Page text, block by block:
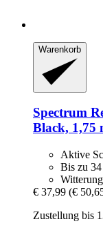
Warenkorb
Spectrum
Black, 1,75
Aktive
Bis zu
€ 37,99 (€
Zustellung bis